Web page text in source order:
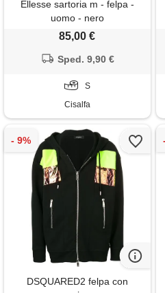
Ellesse sartoria m - felpa -
uomo - nero
85,00 €
Sped. 9,90 €
S
Cisalfa
DSQUARED2 felpa con